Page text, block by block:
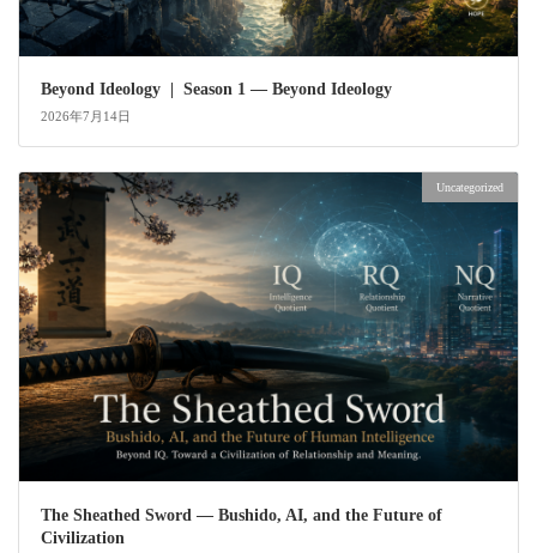
Beyond Ideology | Season 1 — Beyond Ideology
2026年7月14日
Uncategorized
The Sheathed Sword ― Bushido, AI, and the Future of
Civilization